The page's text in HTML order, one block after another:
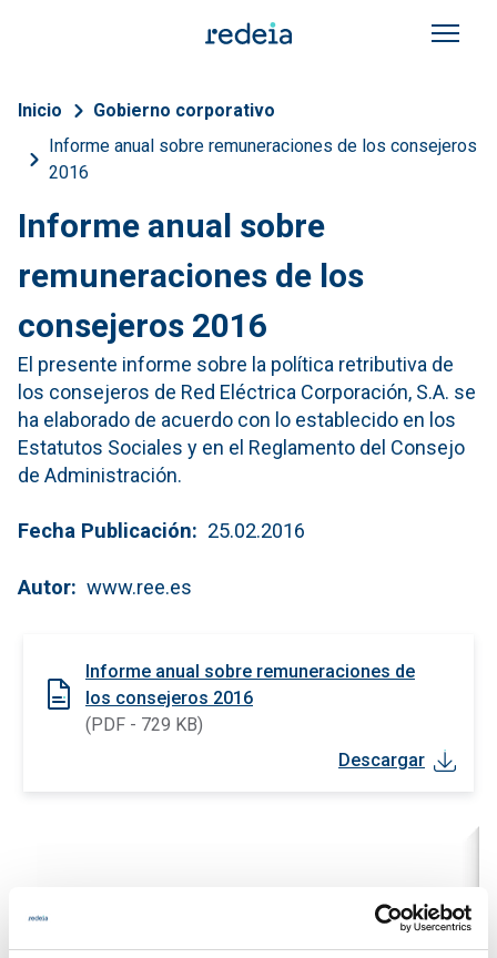
Sobrescribir enlaces de
Inicio
Gobierno corporativo
Informe anual sobre remuneraciones de los consejeros
2016
Informe anual sobre
remuneraciones de los
consejeros 2016
El presente informe sobre la política retributiva de
los consejeros de Red Eléctrica Corporación, S.A. se
ha elaborado de acuerdo con lo establecido en los
Estatutos Sociales y en el Reglamento del Consejo
de Administración.
Fecha Publicación 25.02.2016
Autor www.ree.es
Informe anual sobre remuneraciones de
los consejeros 2016
(PDF - 729 KB)
Descargar